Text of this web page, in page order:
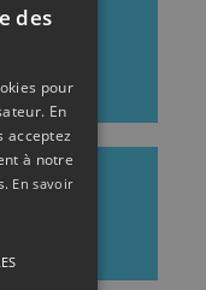
des
pour
En
acceptez
à notre
En savoir